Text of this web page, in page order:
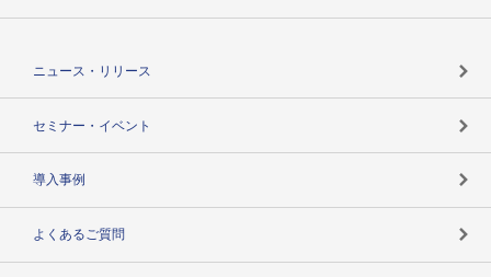
ニュース・リリース
セミナー・イベント
導入事例
よくあるご質問